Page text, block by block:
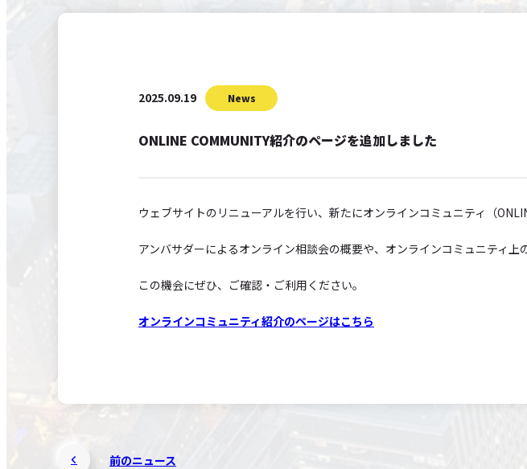
2025.09.19 News
ONLINE COMMUNITY紹介のページを追加しました
ウェブサイトのリニューアルを行い、新たにオンラインコミュニティ（
アンバサダーによるオンライン相談会の概要や、オンラインコミュニティ上
この機会にぜひ、ご確認・ご利用ください。
オンラインコミュニティ紹介のページはこちら
前のニュース